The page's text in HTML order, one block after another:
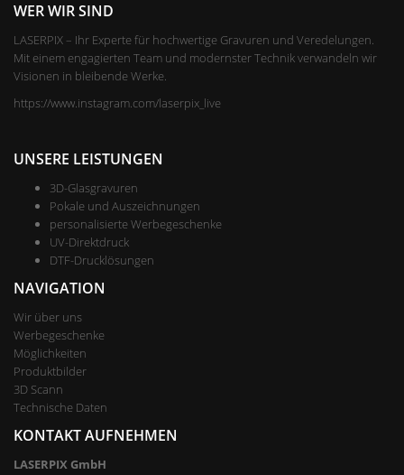
WER WIR SIND
LASERPIX – Ihr Experte für hochwertige Gravuren und Veredelungen.
Mit einem engagierten Team und modernster Technik verwandeln wir
Visionen in bleibende Werke.
https://www.instagram.com/laserpix_live
UNSERE LEISTUNGEN
3D-Glasgravuren
Pokale und Auszeichnungen
personalisierte Werbegeschenke
UV-Direktdruck
DTF-Drucklösungen
NAVIGATION
Wir über uns
Werbegeschenke
Möglichkeiten
Produktbilder
3D Scann
Technische Daten
KONTAKT AUFNEHMEN
LASERPIX GmbH